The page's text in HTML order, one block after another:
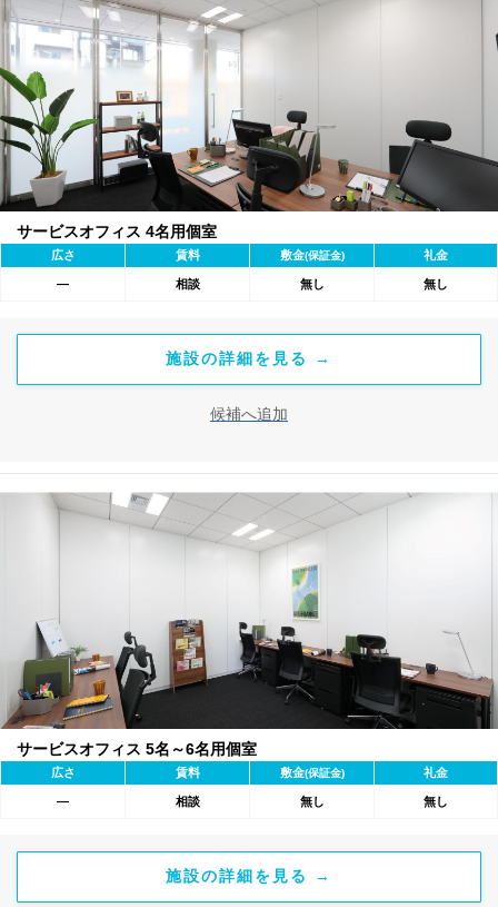
サービスオフィス 4名用個室
広さ 賃料 敷金(保証金) 礼金
― 相談 無し 無し
施設の詳細を見る →
候補へ追加
サービスオフィス 5名～6名用個室
広さ 賃料 敷金(保証金) 礼金
― 相談 無し 無し
施設の詳細を見る →